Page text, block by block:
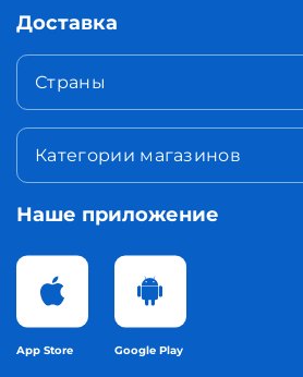
Доставка
Страны
Категории магазинов
Наше приложение
App Store Google Play